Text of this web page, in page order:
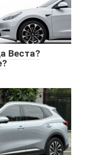
Веста?